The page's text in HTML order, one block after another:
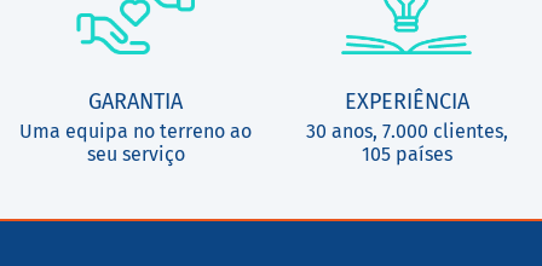
GARANTIA
Uma equipa no terreno ao
seu serviço
EXPERIÊNCIA
30 anos, 7.000 clientes,
105 países